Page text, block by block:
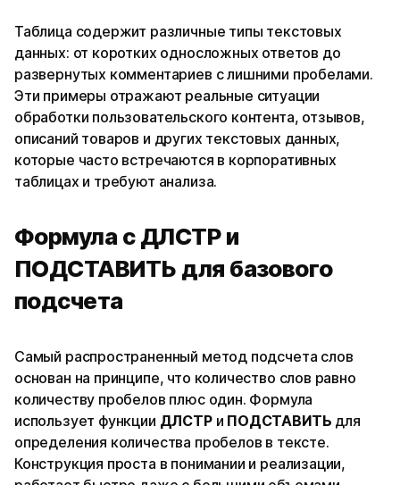
Таблица содержит различные типы текстовых
данных: от коротких односложных ответов до
развернутых комментариев с лишними пробелами.
Эти примеры отражают реальные ситуации
обработки пользовательского контента, отзывов,
описаний товаров и других текстовых данных,
которые часто встречаются в корпоративных
таблицах и требуют анализа.
Формула с ДЛСТР и
ПОДСТАВИТЬ для базового
подсчета
Самый распространенный метод подсчета слов
основан на принципе, что количество слов равно
количеству пробелов плюс один. Формула
использует функции ДЛСТРи ПОДСТАВИТЬ для
определения количества пробелов в тексте.
Конструкция проста в понимании и реализации,